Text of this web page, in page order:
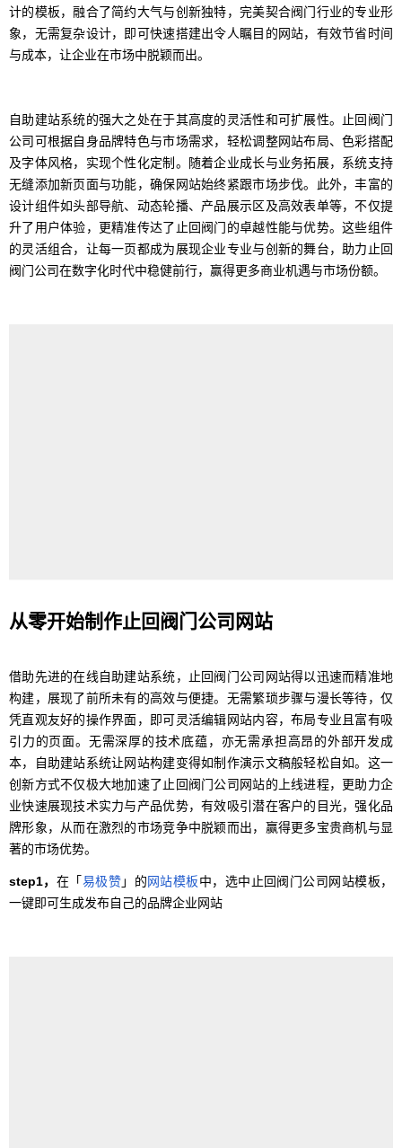
计的模板，融合了简约大气与创新独特，完美契合阀门行业的专业形
象，无需复杂设计，即可快速搭建出令人瞩目的网站，有效节省时间
与成本，让企业在市场中脱颖而出。
自助建站系统的强大之处在于其高度的灵活性和可扩展性。止回阀门
公司可根据自身品牌特色与市场需求，轻松调整网站布局、色彩搭配
及字体风格，实现个性化定制。随着企业成长与业务拓展，系统支持
无缝添加新页面与功能，确保网站始终紧跟市场步伐。此外，丰富的
设计组件如头部导航、动态轮播、产品展示区及高效表单等，不仅提
升了用户体验，更精准传达了止回阀门的卓越性能与优势。这些组件
的灵活组合，让每一页都成为展现企业专业与创新的舞台，助力止回
阀门公司在数字化时代中稳健前行，赢得更多商业机遇与市场份额。
从零开始制作止回阀门公司网站
借助先进的在线自助建站系统，止回阀门公司网站得以迅速而精准地
构建，展现了前所未有的高效与便捷。无需繁琐步骤与漫长等待，仅
凭直观友好的操作界面，即可灵活编辑网站内容，布局专业且富有吸
引力的页面。无需深厚的技术底蕴，亦无需承担高昂的外部开发成
本，自助建站系统让网站构建变得如制作演示文稿般轻松自如。这一
创新方式不仅极大地加速了止回阀门公司网站的上线进程，更助力企
业快速展现技术实力与产品优势，有效吸引潜在客户的目光，强化品
牌形象，从而在激烈的市场竞争中脱颖而出，赢得更多宝贵商机与显
著的市场优势。
step1， 在「 易极赞」的网站模板中，选中止回阀门公司网站模板，
一键即可生成发布自己的品牌企业网站